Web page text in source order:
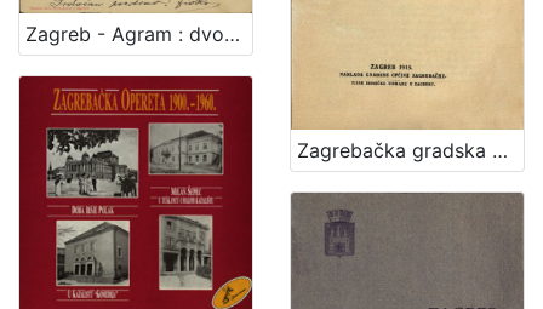
Zagreb - Agram : dvorište palače bar. Vraniczanya
Zagrebačka gradska općina i njezin odnošaj prema Zagrebačkom električnom tramvaju dioničarskom društvu